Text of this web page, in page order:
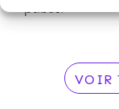
public.
VOIR